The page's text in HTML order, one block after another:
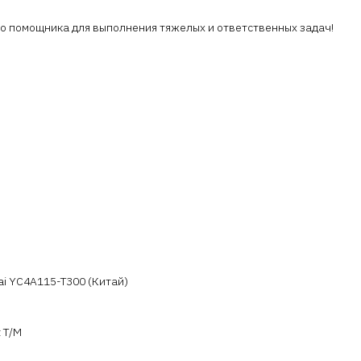
помощника для выполнения тяжелых и ответственных задач!
YC4A115-T300 (Китай)
Т/М